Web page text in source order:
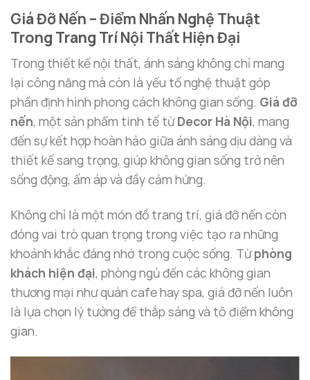
Giá Đỡ Nến – Điểm Nhấn Nghệ Thuật
Trong Trang Trí Nội Thất Hiện Đại
Trong thiết kế nội thất, ánh sáng không chỉ mang
lại công năng mà còn là yếu tố nghệ thuật góp
phần định hình phong cách không gian sống. Giá đỡ
nến, một sản phẩm tinh tế từDecor Hà Nội, mang
đến sự kết hợp hoàn hảo giữa ánh sáng dịu dàng và
thiết kế sang trọng, giúp không gian sống trở nên
sống động, ấm áp và đầy cảm hứng.
Không chỉ là một món đồ trang trí, giá đỡ nến còn
đóng vai trò quan trọng trong việc tạo ra những
khoảnh khắc đáng nhớ trong cuộc sống. Từphòng
khách hiện đại, phòng ngủ đến các không gian
thương mại như quán cafe hay spa, giá đỡ nến luôn
là lựa chọn lý tưởng để thắp sáng và tô điểm không
gian.